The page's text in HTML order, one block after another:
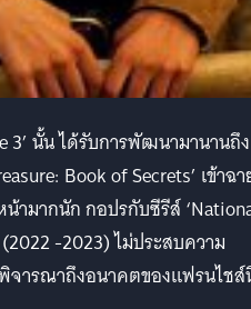
3’ นั้น ได้รับการพัฒนามานานถึ
Book of Secrets’ เข้าฉ
ามากนัก กอปรกับซีรีส์
-2023) ไม่ประสบความ
จารณาถึงอนาคตของแฟรนไช